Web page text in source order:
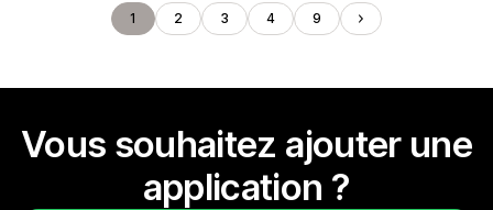
1 2 3 4 9
Vous souhaitez ajouter une
application ?